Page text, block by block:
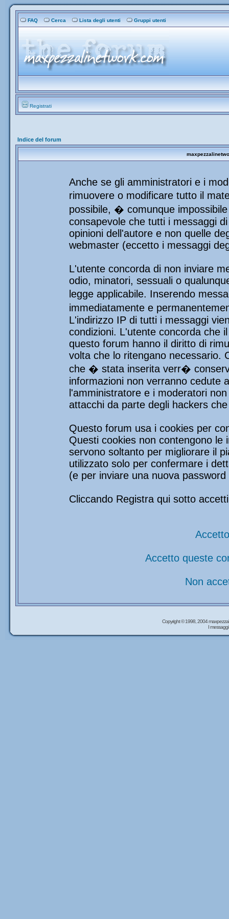
FAQ Cerca Lista degli utenti Gruppi utenti
Registrati
Indice del forum
Anche se gli amministratori e i
rimuovere o modificare tutto il
possibile, � comunque
consapevole che tutti i messaggi
opinioni dell'autore e non quelle
webmaster (eccetto i messaggi
L'utente concorda di non inviare
odio, minatori, sessuali o
legge applicabile. Inserendo
immediatamente e
L'indirizzo IP di tutti i messaggi
condizioni. L'utente concorda che
questo forum hanno il diritto di
volta che lo ritengano necessario.
che � stata inserita verr�
informazioni non verranno cedute
l'amministratore e i moderatori
attacchi da parte degli hackers
Questo forum usa i cookies per
Questi cookies non contengono le
servono soltanto per migliorare il
utilizzato solo per confermare i
(e per inviare una nuova
Cliccando Registra qui sotto
Accetto queste
Non
Copyright © 1998, 2004
I